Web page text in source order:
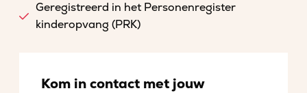
Geregistreerd in het Personenregister
kinderopvang (PRK)
Kom in contact met jouw